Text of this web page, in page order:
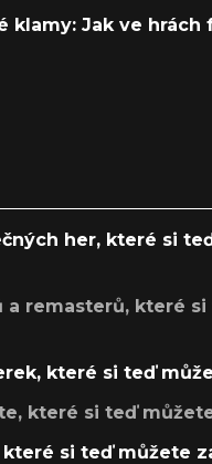
klamy: Jak ve hrách
her, které si
a remasterů, které
které si teď
které si teď
které si teď můžete